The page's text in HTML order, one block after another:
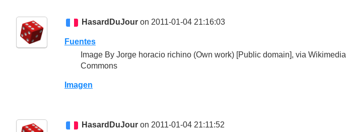
HasardDuJour on 2011-01-04 21:16:03
Fuentes
Image By Jorge horacio richino (Own work) [Public domain], via Wikimedia
Commons
Imagen
HasardDuJour on 2011-01-04 21:11:52